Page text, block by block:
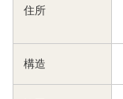
住所
構造